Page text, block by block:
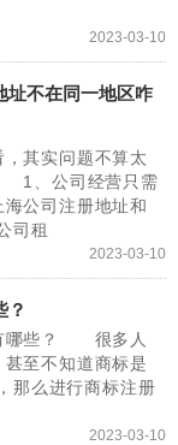
2023-03-10
址不在同一地区咋
其实问题不算太
1、公司经营只需
公司注册地址和
司租
2023-03-10
？
哪些？ 很多人
至不知道商标是
那么进行商标注册
2023-03-10